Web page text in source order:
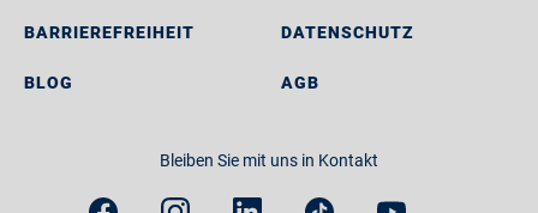
BARRIEREFREIHEIT
BLOG
DATENSCHUTZ
AGB
Bleiben Sie mit uns in Kontakt